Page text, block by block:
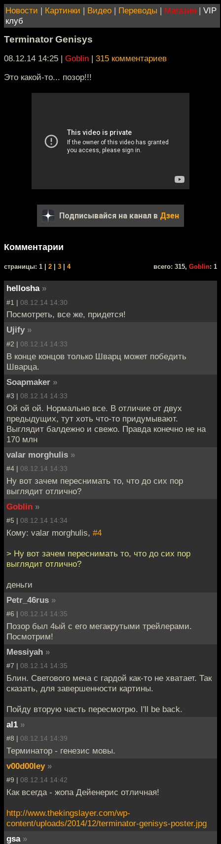
Новости | Картинки | Видео | Переводы | Магазин | VIP
клуб
Terminator Genisys
08.12.14 14:25 | Goblin | 315 комментариев
Это какой-то... позор!!!
Подписывайся на канал в Дзен
Комментарии
cтраницы: 1 | 2 3 4 всего: 315, Goblin: 1
hellosha »
#1 | 08.12.14 14:30
Посмотреть, все же, придется!
Ujify »
#2 | 08.12.14 14:33
В конце концов только Шварц может победить
Шварца.
Soapmaker »
#3 | 08.12.14 14:33
Ой ой ой. Нормально все. В отличие от двух
предыдущих, тут хоть что-то придумывают.
Выглядит балдежно и свежо. Правда конечно не на
170 млн
valar morghulis »
#4 | 08.12.14 14:33
Ну вот зачем переснимать то, что до сих пор
выглядит отлично?
Goblin »
#5 | 08.12.14 14:34
Кому: valar morghulis, #4
> Ну вот зачем переснимать то, что до сих пор
выглядит отлично?
деньги
Petr_46rus »
#6 | 08.12.14 14:35
Позор был 4ый с его мегакрутыми трейлерами.
Посмотрим!
Messiyah »
#7 | 08.12.14 14:35
Блин. Светового меча с гардой как-то не хватает. Так
сказать, для завершенности картины.
Пойду вторую часть пересмотрю. I'll be back.
al1 »
#8 | 08.12.14 14:39
Терминатор - генезис мовы.
v00d00ley »
#9 | 08.12.14 14:42
Как всегда - жопа Дейенерис отличная!
http://www.thekingslayer.com/wp-
content/uploads/2014/12/terminator-genisys-poster.jpg
gsa »